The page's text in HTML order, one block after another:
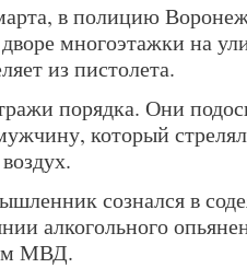
в полицию
многоэтажки на
из пистолета.
порядка. Они
который
сознался в
алкогольного
МВД.